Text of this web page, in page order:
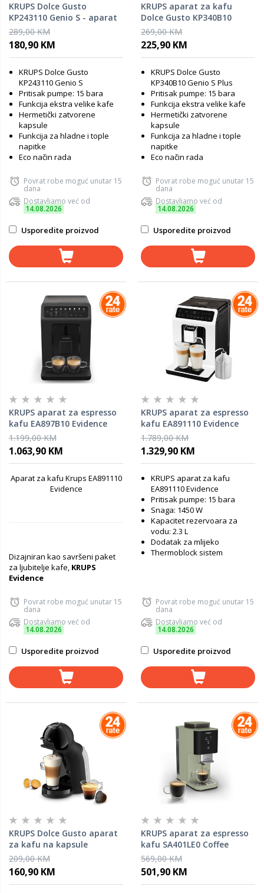
KRUPS Dolce Gusto
KP243110 Genio S - aparat
za kafu
289,00 KM
180,90 KM
KRUPS Dolce Gusto
KP243110 Genio S
Pritisak pumpe: 15 bara
Funkcija ekstra velike kafe
Hermetički zatvorene
kapsule
Funkcija za hladne i tople
napitke
Eco način rada
Povrat robe moguć unutar 15
dana
Dostavljamo već od
14.08.2026
Usporedite proizvod
KRUPS aparat za kafu
Dolce Gusto KP340B10
Genio S Plus Cosmic Grey
269,00 KM
225,90 KM
KRUPS Dolce Gusto
KP340B10 Genio S Plus
Pritisak pumpe: 15 bara
Funkcija ekstra velike kafe
Hermetički zatvorene
kapsule
Funkcija za hladne i tople
napitke
Eco način rada
Povrat robe moguć unutar 15
dana
Dostavljamo već od
14.08.2026
Usporedite proizvod
KRUPS aparat za espresso
kafu EA897B10 Evidence
automatski, crni
1.199,00 KM
1.063,90 KM
Aparat za kafu Krups EA891110
Evidence
Dizajniran kao savršeni paket
za ljubitelje kafe, KRUPS
Evidence
Povrat robe moguć unutar 15
dana
Dostavljamo već od
14.08.2026
Usporedite proizvod
KRUPS aparat za espresso
kafu EA891110 Evidence
automatski, bijeli
1.789,00 KM
1.329,90 KM
KRUPS aparat za kafu
EA891110 Evidence
Pritisak pumpe: 15 bara
Snaga: 1450 W
Kapacitet rezervoara za
vodu: 2.3 L
Dodatak za mlijeko
Thermoblock sistem
Povrat robe moguć unutar 15
dana
Dostavljamo već od
14.08.2026
Usporedite proizvod
KRUPS Dolce Gusto aparat
za kafu na kapsule
KP1438F0 Mini Me 2, Piano
Black
209,00 KM
160,90 KM
KRUPS aparat za espresso
kafu SA401LE0 Coffee
Crush, automatski, zeleni
569,00 KM
501,90 KM